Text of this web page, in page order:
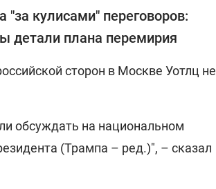
"за кулисами" переговоров:
детали плана перемирия
сторон в Москве Уотлц не
обсуждать на национальном
(Трампа – ред.)", – сказал